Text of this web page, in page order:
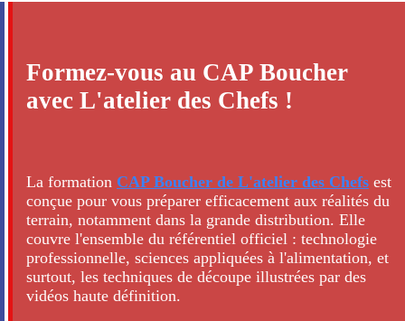
Formez-vous au CAP Boucher
avec L'atelier des Chefs !
La formation CAP Boucher de L'atelier des Chefs est
conçue pour vous préparer efficacement aux réalités du
terrain, notamment dans la grande distribution. Elle
couvre l'ensemble du référentiel officiel : technologie
professionnelle, sciences appliquées à l'alimentation, et
surtout, les techniques de découpe illustrées par des
vidéos haute définition.